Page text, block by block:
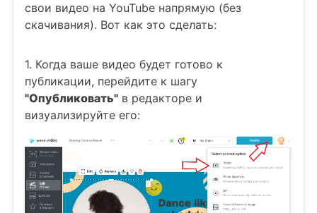
свои видео на YouTube напрямую (без
скачивания). Вот как это сделать:
1. Когда ваше видео будет готово к
публикации, перейдите к шагу
"Опубликовать" в редакторе и
визуализируйте его: